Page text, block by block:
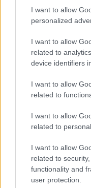
I want to allow
personalized
I want to allow
related to
device identifiers
I want to allow
related to
I want to allow
related to
I want to allow
related to
functionality and
user protection.
“Ya no se